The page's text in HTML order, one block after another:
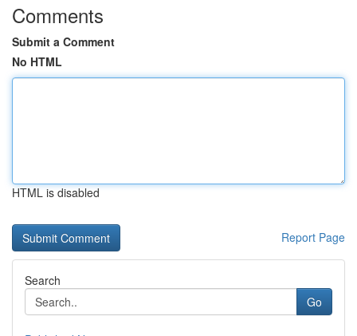
Comments
Submit a Comment
No HTML
HTML is disabled
Report Page
Search
Go